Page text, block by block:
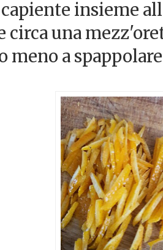
insieme
circa una
meno a